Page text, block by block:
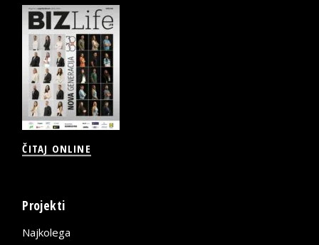
ČITAJ ONLINE
Projekti
Najkolega